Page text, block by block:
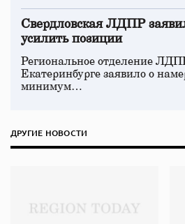
Свердловская ЛДПР
усилить позиции
Региональное отделение
Екатеринбурге заявило о
минимум…
ДРУГИЕ НОВОСТИ